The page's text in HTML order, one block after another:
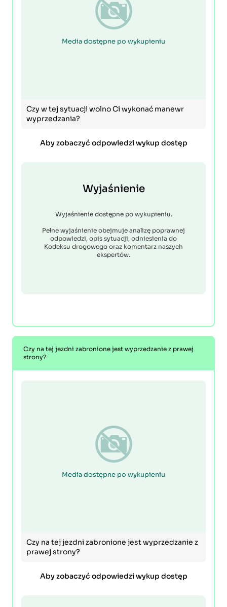
Media dostępne po wykupieniu
Czy w tej sytuacji wolno Ci wykonać manewr
wyprzedzania?
Aby zobaczyć odpowiedzi wykup dostęp
Wyjaśnienie
Wyjaśnienie dostępne po wykupieniu.
Pełne wyjaśnienie obejmuje analizę poprawnej
odpowiedzi, opis sytuacji, odniesienia do
Kodeksu drogowego oraz komentarz naszych
ekspertów.
Czy na tej jezdni zabronione jest wyprzedzanie z prawej
strony?
Media dostępne po wykupieniu
Czy na tej jezdni zabronione jest wyprzedzanie z
prawej strony?
Aby zobaczyć odpowiedzi wykup dostęp